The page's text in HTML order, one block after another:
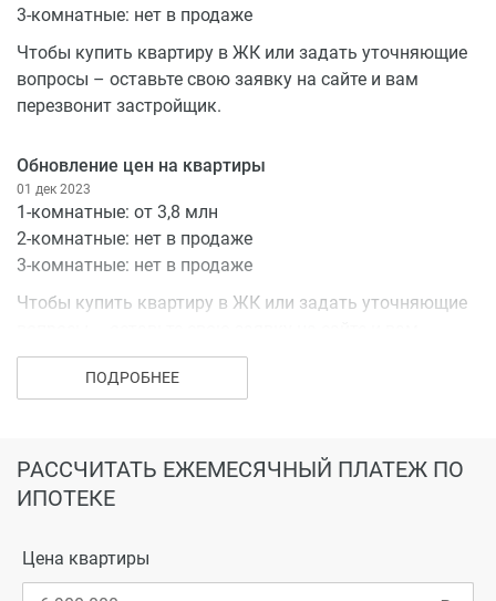
3-комнатные: нет в продаже
Чтобы купить квартиру в ЖК или задать уточняющие
вопросы – оставьте свою заявку на сайте и вам
перезвонит застройщик.
Обновление цен на квартиры
01 дек 2023
1-комнатные: от 3,8 млн
2-комнатные: нет в продаже
3-комнатные: нет в продаже
Чтобы купить квартиру в ЖК или задать уточняющие
перезвонит застройщик.
1-комнатные: от 4,1 млн
2-комнатные: нет в продаже
Чтобы купить квартиру в ЖК или задать уточняющие
вопросы – оставьте свою заявку на сайте и вам
ПОДРОБНЕЕ
РАССЧИТАТЬ ЕЖЕМЕСЯЧНЫЙ ПЛАТЕЖ ПО
ИПОТЕКЕ
Цена квартиры